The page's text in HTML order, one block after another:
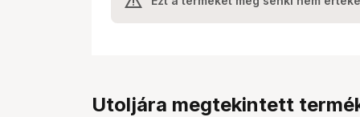
Utoljára megtekintett